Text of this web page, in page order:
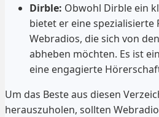
Dirble: Obwohl Dirble ein
bietet er eine
Webradios, die sich von
abheben möchten. Es ist
eine engagierte
Um das Beste aus diesen
herauszuholen, sollten